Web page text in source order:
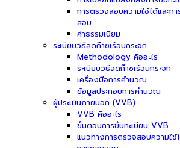
การตรวจสอบความใช้ได้และก
สอบ
ค่าธรรมเนียม
ระเบียบวิธีลดก๊าซเรือนกระจก
Methodology คืออะไร
ระเบียบวิธีลดก๊าซเรือนกระจก
เครื่องมือการคำนวณ
ข้อมูลประกอบการคำนวณ
ผู้ประเมินภายนอก (VVB)
VVB คืออะไร
ขั้นตอนการขึ้นทะเบียน VVB
แนวทางการตรวจสอบความใช้